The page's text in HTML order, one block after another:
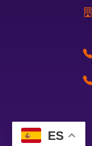
ES